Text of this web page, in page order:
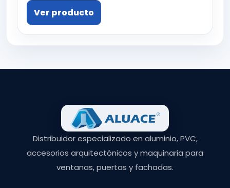
Ver producto
Distribuidor especializado en aluminio, PVC,
accesorios arquitectónicos y maquinaria para
ventanas, puertas y fachadas.